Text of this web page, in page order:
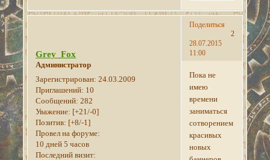
Поделиться
2
28.07.2015
11:00
Grey_Fox
Администратор
Зарегистрирован: 24.03.2009
Приглашений: 10
Сообщений: 282
Уважение: [+21/-0]
Позитив: [+8/-1]
Провел на форуме:
10 дней 5 часов
Последний визит:
Пока не
имею
времени
заниматься
сотворением
красивых
новых